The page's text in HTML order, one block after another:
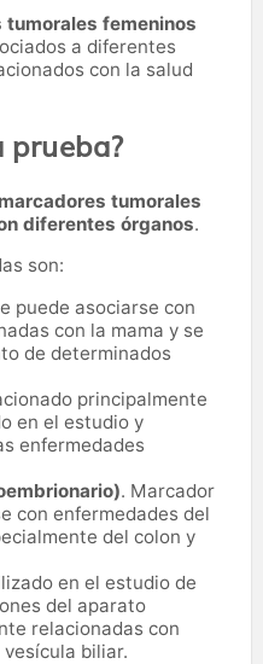
femeninos
a diferentes
con la salud
prueba?
marcadores tumorales
diferentes órganos.
son:
puede asociarse con
con la mama y se
de determinados
principalmente
en el estudio y
enfermedades
. Marcador
con enfermedades del
del colon y
en el estudio de
del aparato
relacionadas con
biliar.